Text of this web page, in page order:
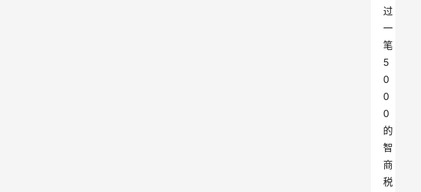
过
一
笔
5
0
0
0
的
智
商
税